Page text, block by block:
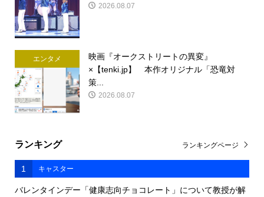
2026.08.07
エンタメ
映画『オークストリートの異変』
×【tenki.jp】 本作オリジナル「恐竜対
策...
2026.08.07
ランキング
1 キャスター
バレンタインデー「健康志向チョコレート」について教授が解
ランキングページ